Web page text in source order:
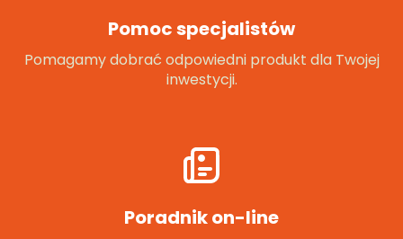
Pomoc specjalistów
Pomagamy dobrać odpowiedni produkt dla Twojej
inwestycji.
Poradnik on-line